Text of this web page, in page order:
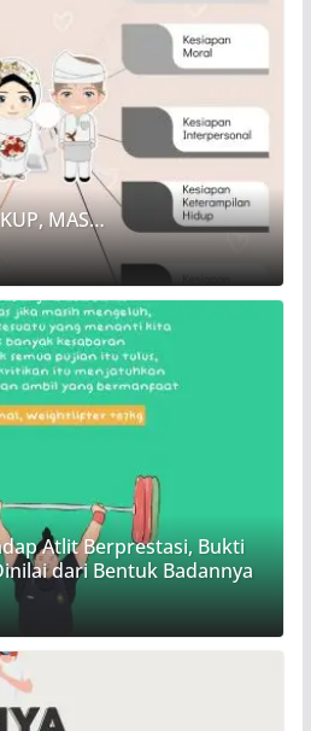
MAS…
Atlit Berprestasi, Bukti
dari Bentuk Badannya